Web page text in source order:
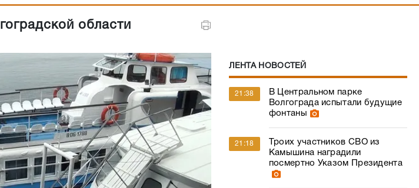
области
ЛЕНТА НОВОСТЕЙ
21:38
В Центральном парке
Волгограда испытали будущие
фонтаны
21:18
Троих участников СВО из
Камышина наградили
посмертно Указом Президента